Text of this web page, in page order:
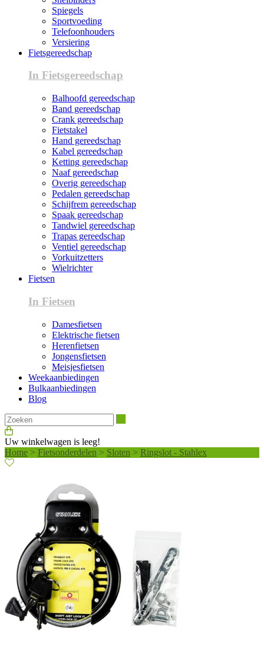
Spiegels
Sportvoeding
Telefoonhouders
Versiering
Fietsgereedschap
In Fietsgereedschap
Balhoofd gereedschap
Band gereedschap
Crank gereedschap
Fietstakel
Hand gereedschap
Kabel gereedschap
Ketting gereedschap
Naaf gereedschap
Overig gereedschap
Pedalen gereedschap
Schijfrem gereedschap
Spaak gereedschap
Tandwiel gereedschap
Trapas gereedschap
Ventiel gereedschap
Vorkuitzetters
Wielrichter
Fietsen
In Fietsen
Damesfietsen
Elektrische fietsen
Herenfietsen
Jongensfietsen
Meisjesfietsen
Weekaanbiedingen
Bulkaanbiedingen
Blog
Uw winkelwagen is leeg!
Home > Fietsonderdelen > Sloten > Ringslot - Stahlex